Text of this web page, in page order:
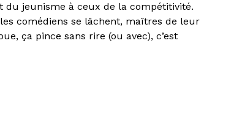
du jeunisme à ceux de la compétitivité.
comédiens se lâchent, maîtres de leur
ça pince sans rire (ou avec), c’est